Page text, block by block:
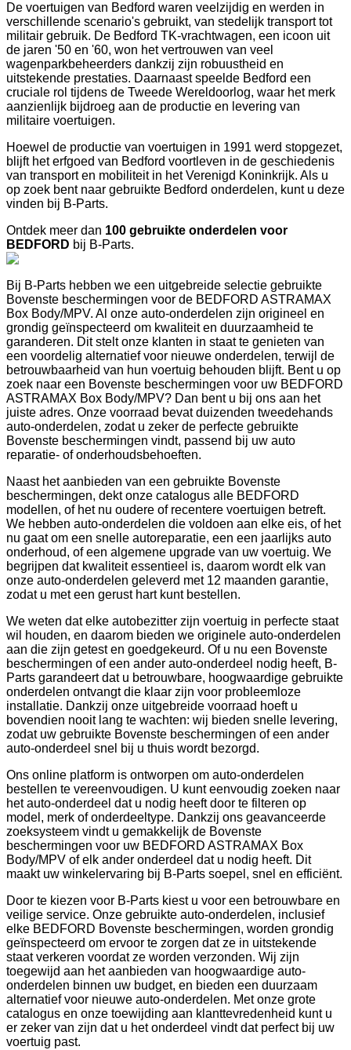
De voertuigen van Bedford waren veelzijdig en werden in
verschillende scenario's gebruikt, van stedelijk transport tot
militair gebruik. De Bedford TK-vrachtwagen, een icoon uit
de jaren '50 en '60, won het vertrouwen van veel
wagenparkbeheerders dankzij zijn robuustheid en
uitstekende prestaties. Daarnaast speelde Bedford een
cruciale rol tijdens de Tweede Wereldoorlog, waar het merk
aanzienlijk bijdroeg aan de productie en levering van
militaire voertuigen.
Hoewel de productie van voertuigen in 1991 werd stopgezet,
blijft het erfgoed van Bedford voortleven in de geschiedenis
van transport en mobiliteit in het Verenigd Koninkrijk. Als u
op zoek bent naar gebruikte Bedford onderdelen, kunt u deze
vinden bij B-Parts.
Ontdek meer dan 100 gebruikte onderdelen voor
BEDFORD bij B-Parts.
Bij B-Parts hebben we een uitgebreide selectie gebruikte
Bovenste beschermingen voor de BEDFORD ASTRAMAX
Box Body/MPV. Al onze auto-onderdelen zijn origineel en
grondig geïnspecteerd om kwaliteit en duurzaamheid te
garanderen. Dit stelt onze klanten in staat te genieten van
een voordelig alternatief voor nieuwe onderdelen, terwijl de
betrouwbaarheid van hun voertuig behouden blijft. Bent u op
zoek naar een Bovenste beschermingen voor uw BEDFORD
ASTRAMAX Box Body/MPV? Dan bent u bij ons aan het
juiste adres. Onze voorraad bevat duizenden tweedehands
auto-onderdelen, zodat u zeker de perfecte gebruikte
Bovenste beschermingen vindt, passend bij uw auto
reparatie- of onderhoudsbehoeften.
Naast het aanbieden van een gebruikte Bovenste
beschermingen, dekt onze catalogus alle BEDFORD
modellen, of het nu oudere of recentere voertuigen betreft.
We hebben auto-onderdelen die voldoen aan elke eis, of het
nu gaat om een snelle autoreparatie, een een jaarlijks auto
onderhoud, of een algemene upgrade van uw voertuig. We
begrijpen dat kwaliteit essentieel is, daarom wordt elk van
onze auto-onderdelen geleverd met 12 maanden garantie,
zodat u met een gerust hart kunt bestellen.
We weten dat elke autobezitter zijn voertuig in perfecte staat
wil houden, en daarom bieden we originele auto-onderdelen
aan die zijn getest en goedgekeurd. Of u nu een Bovenste
beschermingen of een ander auto-onderdeel nodig heeft, B-
Parts garandeert dat u betrouwbare, hoogwaardige gebruikte
onderdelen ontvangt die klaar zijn voor probleemloze
installatie. Dankzij onze uitgebreide voorraad hoeft u
bovendien nooit lang te wachten: wij bieden snelle levering,
zodat uw gebruikte Bovenste beschermingen of een ander
auto-onderdeel snel bij u thuis wordt bezorgd.
Ons online platform is ontworpen om auto-onderdelen
bestellen te vereenvoudigen. U kunt eenvoudig zoeken naar
het auto-onderdeel dat u nodig heeft door te filteren op
model, merk of onderdeeltype. Dankzij ons geavanceerde
zoeksysteem vindt u gemakkelijk de Bovenste
beschermingen voor uw BEDFORD ASTRAMAX Box
Body/MPV of elk ander onderdeel dat u nodig heeft. Dit
maakt uw winkelervaring bij B-Parts soepel, snel en efficiënt.
Door te kiezen voor B-Parts kiest u voor een betrouwbare en
veilige service. Onze gebruikte auto-onderdelen, inclusief
elke BEDFORD Bovenste beschermingen, worden grondig
geïnspecteerd om ervoor te zorgen dat ze in uitstekende
staat verkeren voordat ze worden verzonden. Wij zijn
toegewijd aan het aanbieden van hoogwaardige auto-
onderdelen binnen uw budget, en bieden een duurzaam
alternatief voor nieuwe auto-onderdelen. Met onze grote
catalogus en onze toewijding aan klanttevredenheid kunt u
er zeker van zijn dat u het onderdeel vindt dat perfect bij uw
voertuig past.